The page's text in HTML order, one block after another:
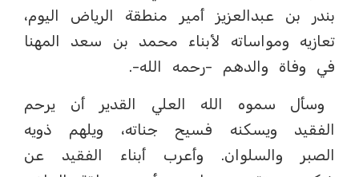
بندر بن عبدالعزيز أمير منطقة الرياض اليوم،
تعازيه ومواساته لأبناء محمد بن سعد المهنا
في وفاة والدهم -رحمه الله-.
وسأل سموه الله العلي القدير أن يرحم
الفقيد ويسكنه فسيح جناته، ويلهم ذويه
الصبر والسلوان. وأعرب أبناء الفقيد عن